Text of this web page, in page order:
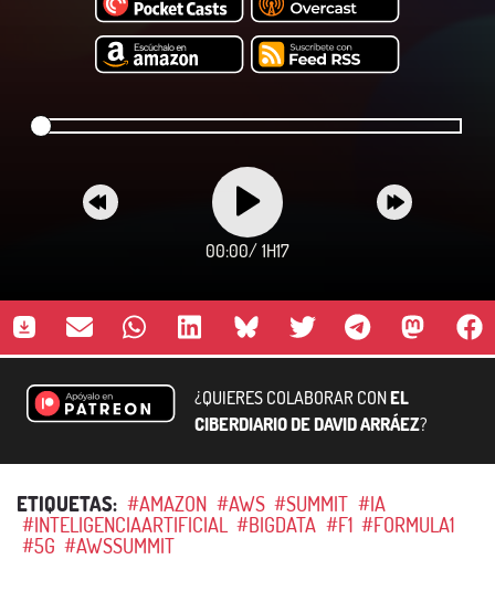
00:00/ 1H17
¿QUIERES COLABORAR CONEL
CIBERDIARIO DE DAVID ARRÁEZ?
ETIQUETAS: #AMAZON #AWS #SUMMIT #IA
#INTELIGENCIAARTIFICIAL #BIGDATA #F1 #FORMULA1
#5G #AWSSUMMIT